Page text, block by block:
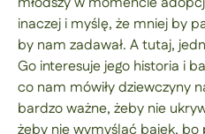
inaczej i myślę, że mniej by
by nam zadawał. A tutaj,
Go interesuje jego historia i
co nam mówiły dziewczyny
bardzo ważne, żeby nie